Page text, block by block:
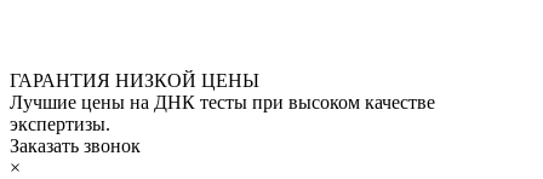
ГАРАНТИЯ НИЗКОЙ ЦЕНЫ
Лучшие цены на ДНК тесты при высоком качестве
экспертизы.
Заказать звонок
×